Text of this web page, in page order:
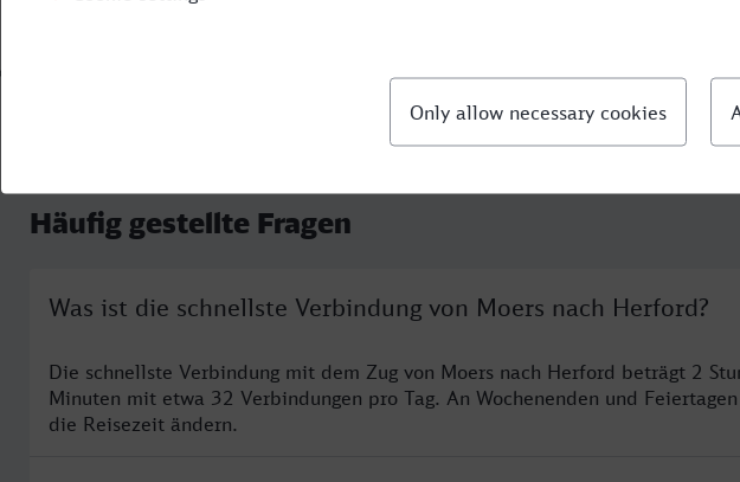
2026-08-03 17:23
Häufig gestellte Fragen
Was ist die schnellste Verbindung von Moers nach Herford?
Die schnellste Verbindung mit dem Zug von Moers nach Herford beträgt 2
Minuten mit etwa 32 Verbindungen pro Tag. An Wochenenden und
die Reisezeit ändern.